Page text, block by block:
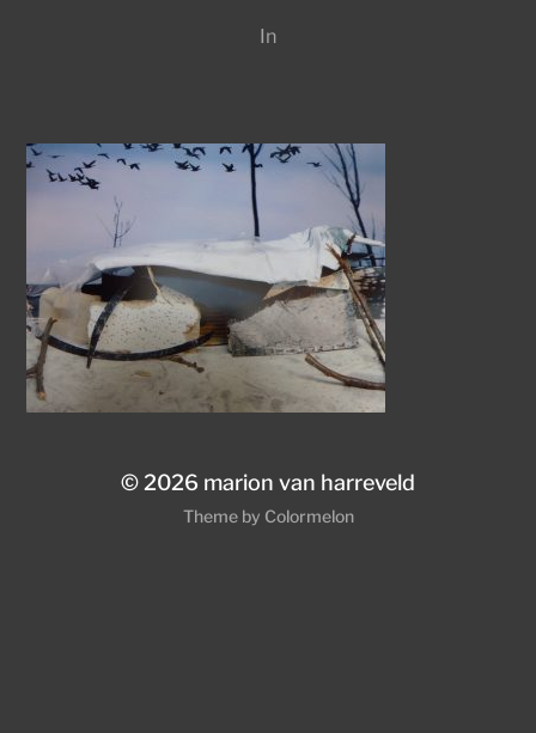
In
© 2026 marion van harreveld
Theme by Colormelon